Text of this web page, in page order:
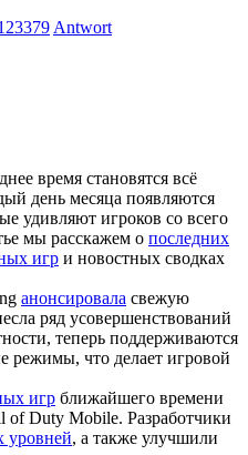
Antwort
время становятся всё
день месяца появляются
удивляют игроков со всего
мы расскажем о последних
игр и новостных сводках
анонсировала свежую
ряд усовершенствований
теперь поддерживаются
режимы, что делает игровой
игр ближайшего времени
of Duty Mobile. Разработчики
уровней, а также улучшили